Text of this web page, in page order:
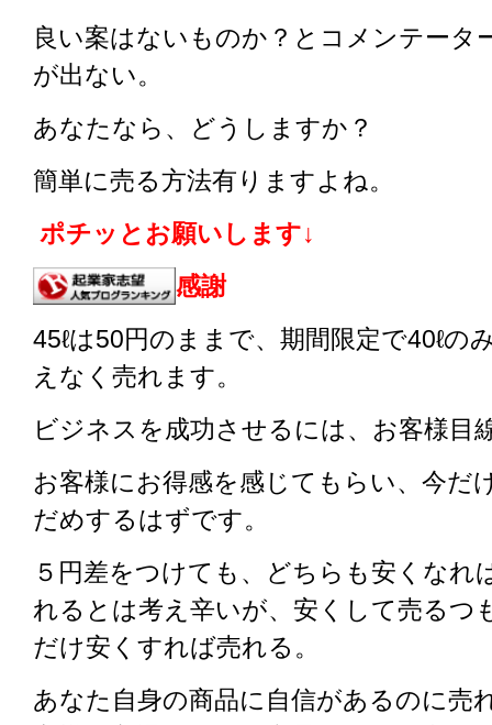
良い案はないものか？とコメンテータ
が出ない。
あなたなら、どうしますか？
簡単に売る方法有りますよね。
ポチッとお願いします↓
感謝
45ℓは50円のままで、期間限定で40ℓの
えなく売れます。
ビジネスを成功させるには、お客様目
お客様にお得感を感じてもらい、今だ
だめするはずです。
５円差をつけても、どちらも安くなれ
れるとは考え辛いが、安くして売るつ
だけ安くすれば売れる。
あなた自身の商品に自信があるのに売